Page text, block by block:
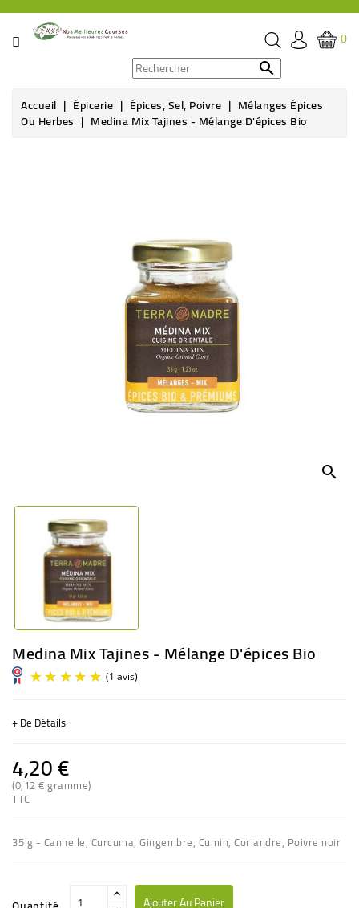
CATÉGORIE
ÉPICERIE
0

Accueil Épicerie Épices, Sel, Poivre Mélanges Épices
Ou Herbes Medina Mix Tajines - Mélange D'épices Bio
search
Medina Mix Tajines - Mélange D'épices Bio
+ De Détails
4,20 €
(0,12 € gramme)
TTC
35 g - Cannelle, Curcuma, Gingembre, Cumin, Coriandre, Poivre noir
Ajouter Au Panier